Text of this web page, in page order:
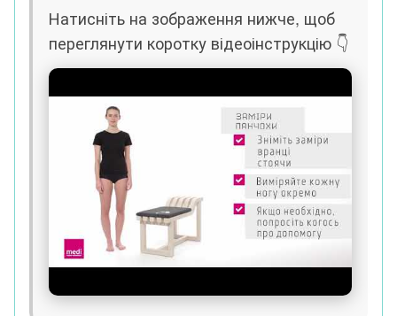
Натисніть на зображення нижче, щоб
переглянути коротку відеоінструкцію 👇